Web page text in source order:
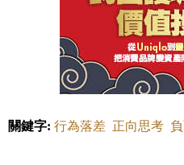
關鍵字: 行為落差 正向思考